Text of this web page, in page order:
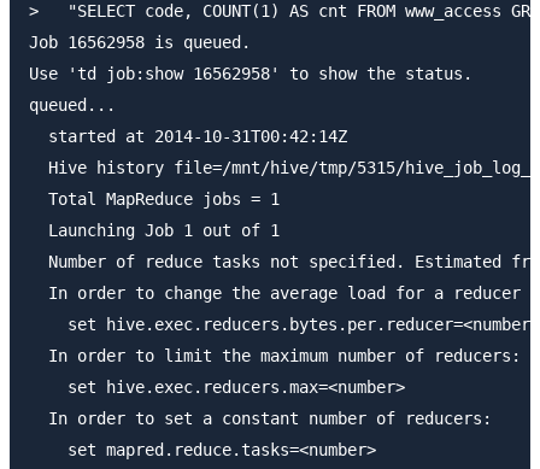
>   "SELECT code, COUNT(1) AS cnt FROM www_access
Job 16562958 is queued.
Use 'td job:show 16562958' to show the status.
queued...
  started at 2014-10-31T00:42:14Z
Hive history file=/mnt/hive/tmp/5315/
  Total MapReduce jobs = 1
  Launching Job 1 out of 1
Number of reduce tasks not specified. Estimated
In order to change the average load for a reducer
    set hive.exec.reducers.bytes.per.reducer=<number>
  In order to limit the maximum number of reducers:
    set hive.exec.reducers.max=<number>
  In order to set a constant number of reducers:
    set mapred.reduce.tasks=<number>